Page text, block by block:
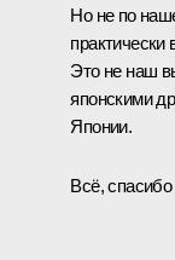
Но не по
практически
Это не наш
японскими
Японии.
Всё,